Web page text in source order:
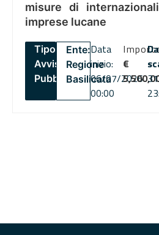
misure di
imprese lucane
Tipo:
Avviso
Pubblico
Ente:
Regione
Basilicata
Data
inizio:
06/07/2026
00:00
€